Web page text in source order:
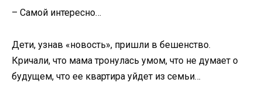
– Самой интересно…
Дети, узнав «новость», пришли в бешенство.
Кричали, что мама тронулась умом, что не думает о
будущем, что ее квартира уйдет из семьи…